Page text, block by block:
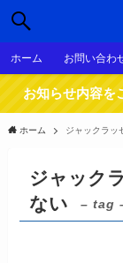
ホーム お問い合わ
お知らせ内容を
ホーム ジャックラッ
ジャック
ない
– tag